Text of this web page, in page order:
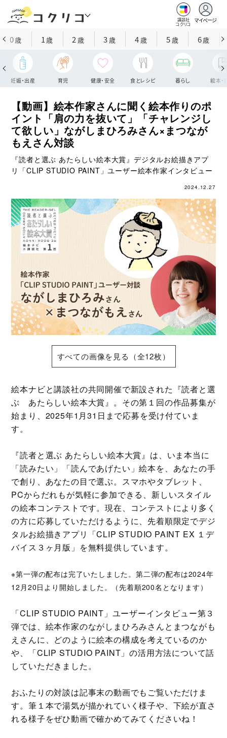
講談社
コクリコ
マイページ
0歳 1歳 2 歳 3歳 4歳 5歳 6歳
妊娠・出産 育児 健康・安全 食とレシピ 暮らし 絵本・
【動画】絵本作家さんに聞く絵本作りのポ
イント「肩の力を抜いて」「チャレンジし
て欲しい」ながしまひろみさん×まつなが
もえさん対談
『読者と選ぶ あたらしい絵本大賞』デジタルお絵描きアプ
リ「CLIP STUDIO PAINT」ユーザー絵本作家インタビュー
2024.12.27
すべての画像を見る（全12枚）
絵本ナビと講談社の共同開催で新設された『読者と選
ぶ あたらしい絵本大賞』。その第１回の作品募集が
始まり、2025年1月31日まで応募を受け付ていま
す。
『読者と選ぶ あたらしい絵本大賞』は、いま本当に
「読みたい」「読んであげたい」絵本を、あなたの手
で創り、あなたの目で選ぶ。スマホやタブレット、
PCからだれもが気軽に参加できる、新しいスタイル
の絵本コンテストです。現在、コンテストにより多く
の方に応募していただけるように、先着順限定でデジ
タルお絵描きアプリ「CLIP STUDIO PAINT EX １デ
バイス３ヶ月版」を無料提供しています。
※第一弾の配布は完了いたしました。第二弾の配布は2024年
12月20日より開始しました。（先着順200名となります）
「CLIP STUDIO PAINT」ユーザーインタビュー第３
弾では、絵本作家のながしまひろみさんとまつながも
えさんに、どのように絵本の構成を考えているのか
や、「CLIP STUDIO PAINT」の活用方法について話
していただきました。
おふたりの対談は記事末の動画でもご覧いただけま
す。筆１本で湯気が描かれていく様子や、下絵が直さ
れる様子をぜひ動画で確かめてみてくださいね！